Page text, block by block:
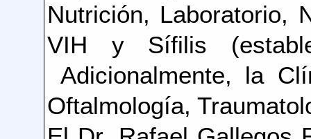
Nutrición, Laboratorio,
VIH y Sífilis
Adicionalmente, la
Oftalmología,